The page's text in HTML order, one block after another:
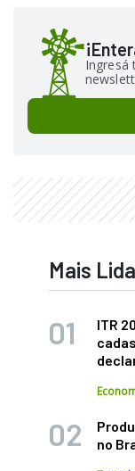
Ingresá
Mais
ITR
no